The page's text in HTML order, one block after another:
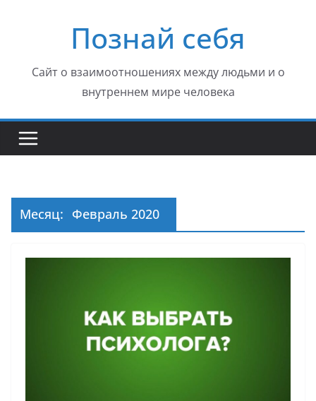
содержимомуПознай себя
Сайт о взаимоотношениях между людьми и о
внутреннем мире человека
Месяц: Февраль 2020